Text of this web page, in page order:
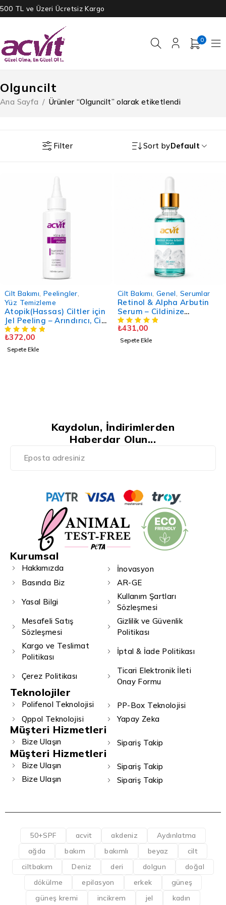
500 TL ve Üzeri Ücretsiz Kargo
0
Olguncilt
Ana Sayfa / Ürünler “Olguncilt” olarak etiketlendi
Filter Sort byDefault
Cilt Bakımı Peelingler
Yüz Temizleme
Atopik(Hassas) Ciltler için
Jel Peeling – Arındırıcı, Cilt
Yenileyici - 100 ML.
₺372,00
Sepete Ekle
Cilt Bakımı Genel Serumlar
Retinol & Alpha Arbutin
Serum – Cildinize
Profesyonel Destek - 30
ML
₺431,00
Sepete Ekle
Kurumsal
Hakkımızda
İnovasyon
Basında Biz
AR-GE
Yasal Bilgi
Kullanım Şartları
Sözleşmesi
Mesafeli Satış
Sözleşmesi
Gizlilik ve Güvenlik
Politikası
Kargo ve Teslimat
Politikası
İptal & İade Politikası
Çerez Politikası
Ticari Elektronik İleti
Onay Formu
Teknolojiler
Polifenol Teknolojisi
PP-Box Teknolojisi
Qppol Teknolojisi
Yapay Zeka
Müşteri Hizmetleri
Bize Ulaşın Sipariş Takip
Müşteri Hizmetleri
Bize Ulaşın
Sipariş Takip
Bize Ulaşın
Sipariş Takip
Kaydolun, İndirimlerden
Haberdar Olun...
50+SPF acvit akdeniz
Aydınlatma
ağda
bakım bakımlı beyaz
cilt
ciltbakım
Deniz deri dolgun
doğal
dökülme
epilasyon erkek
güneş
güneş kremi
incikrem jel kadın